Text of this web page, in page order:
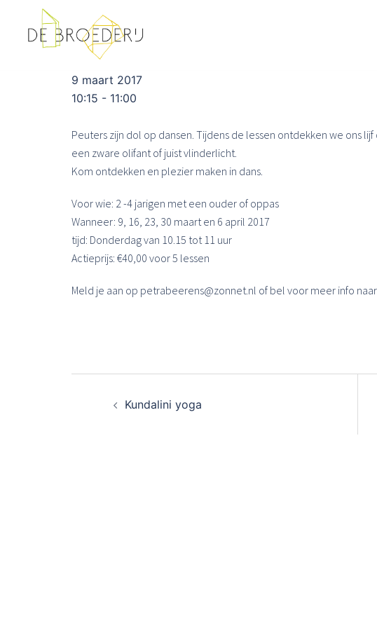
9 maart 2017
10:15 - 11:00
Peuters zijn dol op dansen. Tijdens de lessen ontdekken we ons
een zware olifant of juist vlinderlicht.
Kom ontdekken en plezier maken in dans.
Voor wie: 2 -4 jarigen met een ouder of oppas
Wanneer: 9, 16, 23, 30 maart en 6 april 2017
tijd: Donderdag van 10.15 tot 11 uur
Actieprijs: €40,00 voor 5 lessen
Meld je aan op petrabeerens@zonnet.nl of bel voor meer info
navigatieKundalini yoga